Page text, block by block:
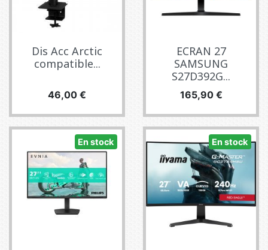
Dis Acc Arctic
compatible...
Precio
46,00 €
ECRAN 27
SAMSUNG
S27D392G...
Precio
165,90 €
En stock En stock